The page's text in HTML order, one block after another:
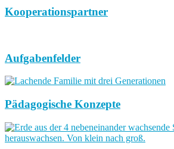
Kooperationspartner
Aufgabenfelder
Pädagogische Konzepte